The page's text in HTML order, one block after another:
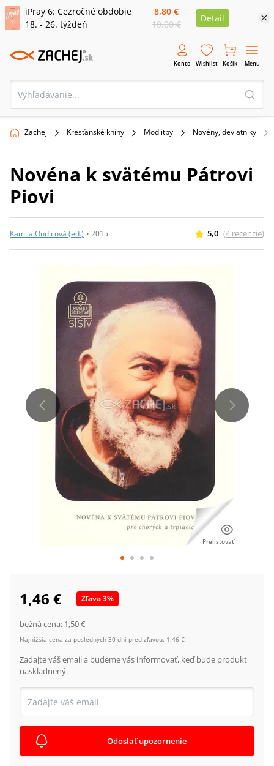
iPray 6: Cezročné obdobie
18. - 26. týždeň
8,80 €
10,00 €
Detail
Konto Wishlist Košík Menu
Zachej Kresťanské knihy Modlitby Novény, deviatniky
Novéna k svätému Pátrovi
Piovi
Kamila Ondicová (ed.) • 2015 5,0 (4 recenzie)
Prelistovať
1,46 € Zľava3%
bežná cena: 1,50 €
Najnižšia cena za posledných 30 dní pred zľavou: 1,46 €
Zadajte váš email a budeme vás informovať, keď bude produkt
naskladnený.
Odoslať upozornenie